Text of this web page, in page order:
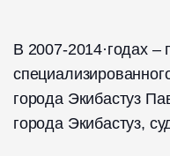
В 2007-2014·годах –
города Экибастуз
города Экибастуз,